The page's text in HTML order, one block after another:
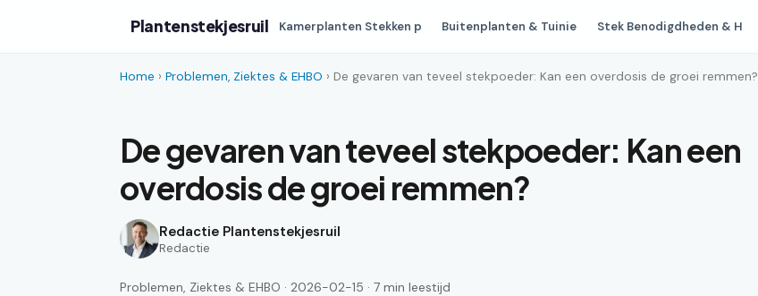
Plantenstekjesruil Kamerplanten Stekken p Buitenplanten & Tuinie Stek Benodigdheden & H
Home › Problemen, Ziektes & EHBO › De gevaren van teveel stekpoeder: Kan een overdosis de groei remmen?
De gevaren van teveel stekpoeder: Kan een
overdosis de groei remmen?
Redactie Plantenstekjesruil
Redactie
Problemen, Ziektes & EHBO · 2026-02-15 · 7 min leestijd